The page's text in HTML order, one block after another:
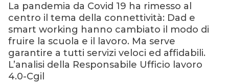
La pandemia da Covid 19 ha rimesso al
centro il tema della connettività: Dad e
smart working hanno cambiato il modo di
fruire la scuola e il lavoro. Ma serve
garantire a tutti servizi veloci ed affidabili.
L’analisi della Responsabile Ufficio lavoro
4.0-Cgil